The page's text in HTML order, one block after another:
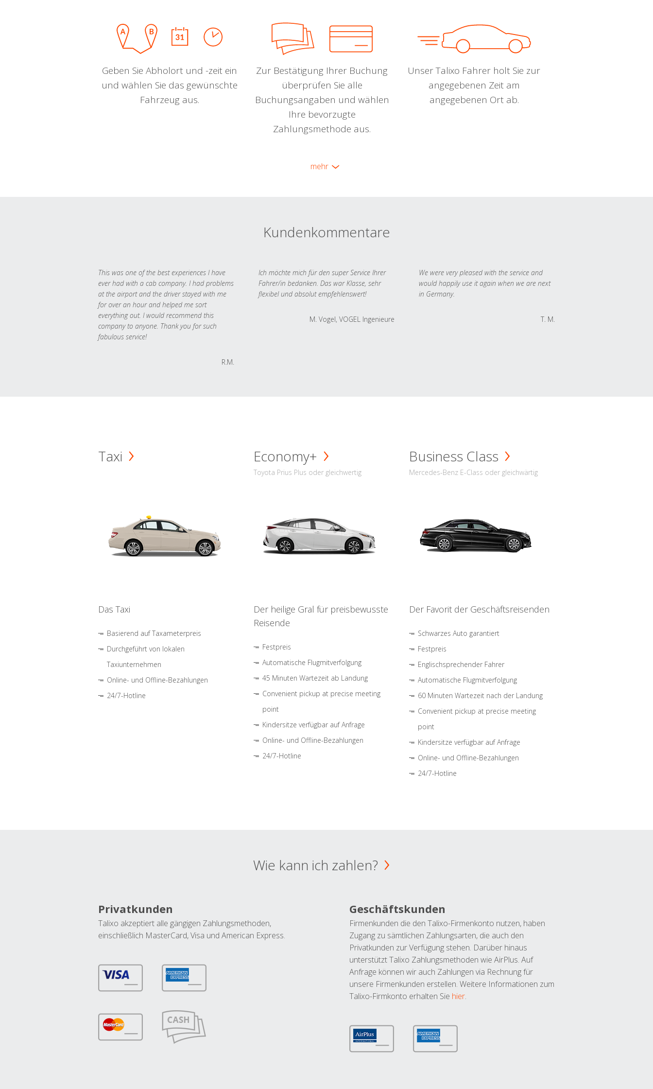
Geben Sie Abholort und -zeit ein
und wählen Sie das gewünschte
Fahrzeug aus.
Zur Bestätigung Ihrer Buchung
überprüfen Sie alle
Buchungsangaben und wählen
Ihre bevorzugte
Zahlungsmethode aus.
Unser Talixo Fahrer holt Sie zur
angegebenen Zeit am
angegebenen Ort ab.
mehr
Kundenkommentare
This was one of the best experiences I have
ever had with a cab company. I had problems
at the airport and the driver stayed with me
for over an hour and helped me sort
everything out. I would recommend this
company to anyone. Thank you for such
fabulous service!
R.M.
Ich möchte mich für den super Service Ihrer
Fahrer/in bedanken. Das war Klasse, sehr
flexibel und absolut empfehlenswert!
M. Vogel, VOGEL Ingenieure
We were very pleased with the service and
would happily use it again when we are next
in Germany.
T. M.
Taxi
Das Taxi
Basierend auf Taxameterpreis
Durchgeführt von lokalen
Taxiunternehmen
Online- und Offline-Bezahlungen
24/7-Hotline
Economy+
Toyota Prius Plus oder gleichwertig
Der heilige Gral für preisbewusste
Reisende
Festpreis
Automatische Flugmitverfolgung
45 Minuten Wartezeit ab Landung
Convenient pickup at precise meeting
point
Kindersitze verfügbar auf Anfrage
Online- und Offline-Bezahlungen
24/7-Hotline
Business Class
Mercedes-Benz E-Class oder gleichwärtig
Der Favorit der Geschäftsreisenden
Schwarzes Auto garantiert
Festpreis
Englischsprechender Fahrer
Automatische Flugmitverfolgung
60 Minuten Wartezeit nach der Landung
Convenient pickup at precise meeting
point
Kindersitze verfügbar auf Anfrage
Online- und Offline-Bezahlungen
24/7-Hotline
Wie kann ich zahlen?
Privatkunden
Talixo akzeptiert alle gängigen Zahlungsmethoden,
einschließlich MasterCard, Visa und American Express.
Geschäftskunden
Firmenkunden die den Talixo-Firmenkonto nutzen, haben
Zugang zu sämtlichen Zahlungsarten, die auch den
Privatkunden zur Verfügung stehen. Darüber hinaus
unterstützt Talixo Zahlungsmethoden wie AirPlus. Auf
Anfrage können wir auch Zahlungen via Rechnung für
unsere Firmenkunden erstellen. Weitere Informationen zum
Talixo-Firmkonto erhalten Sie hier.